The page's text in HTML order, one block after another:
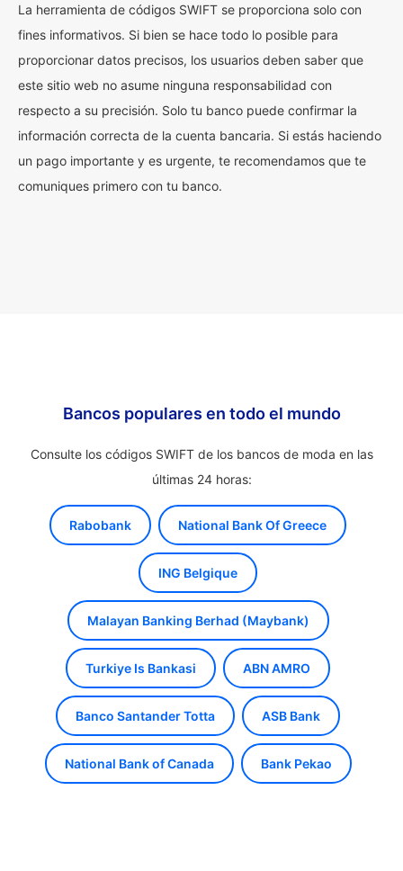
La herramienta de códigos SWIFT se proporciona solo con
fines informativos. Si bien se hace todo lo posible para
proporcionar datos precisos, los usuarios deben saber que
este sitio web no asume ninguna responsabilidad con
respecto a su precisión. Solo tu banco puede confirmar la
información correcta de la cuenta bancaria. Si estás haciendo
un pago importante y es urgente, te recomendamos que te
comuniques primero con tu banco.
Bancos populares en todo el mundo
Consulte los códigos SWIFT de los bancos de moda en las
últimas 24 horas:
Rabobank National Bank Of Greece
ING Belgique
Malayan Banking Berhad (Maybank)
Turkiye Is Bankasi ABN AMRO
Banco Santander Totta ASB Bank
National Bank of Canada Bank Pekao